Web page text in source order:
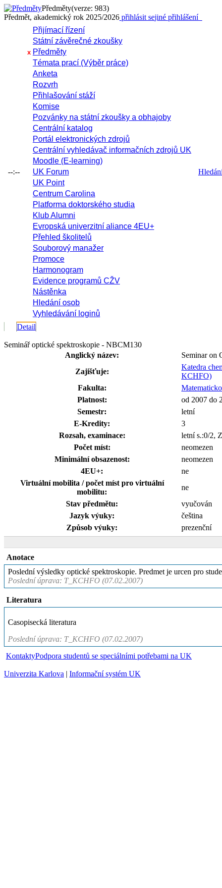
Předměty(verze: 983)
Předmět, akademický rok 2025/2026 přihlásit sejiné přihlášení
--:--
Přijímací řízení
Státní závěrečné zkoušky
x Předměty
Témata prací (Výběr práce)
Anketa
Rozvrh
Přihlašování stáží
Komise
Pozvánky na státní zkoušky a obhajoby
Centrální katalog
Portál elektronických zdrojů
Centrální vyhledávač informačních zdrojů UK
Moodle (E-learning)
UK Forum
UK Point
Centrum Carolina
Platforma doktorského studia
Klub Alumni
Evropská univerzitní aliance 4EU+
Přehled školitelů
Souborový manažer
Promoce
Harmonogram
Evidence programů CŽV
Nástěnka
Hledání osob
Vyhledávání loginů
Detail
Seminář optické spektroskopie - NBCM130
Anglický název:
Seminar on
Zajišťuje:
Katedra
KCHFO)
Fakulta:
Platnost:
od 2007 do
Semestr:
letní
E-Kredity:
3
Rozsah, examinace:
letní s.:0/2,
Počet míst:
neomezen
Minimální obsazenost:
neomezen
4EU+:
ne
Virtuální mobilita / počet míst pro virtuální
mobilitu:
ne
Stav předmětu:
vyučován
Jazyk výuky:
čeština
Způsob výuky:
prezenční
Anotace
Poslední výsledky optické spektroskopie. Predmet je urcen pro
Poslední úprava: T_KCHFO (07.02.2007)
Literatura
Casopisecká literatura
Poslední úprava: T_KCHFO (07.02.2007)
KontaktyPodpora studentů se speciálními potřebami na UK
Univerzita Karlova | Informační systém UK